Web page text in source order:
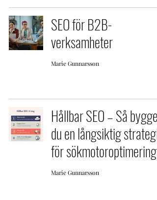
SEO för B2B-
verksamheter
Marie Gunnarsson
Hållbar SEO – Så bygger
du en långsiktig strategi
för sökmotoroptimering
Marie Gunnarsson